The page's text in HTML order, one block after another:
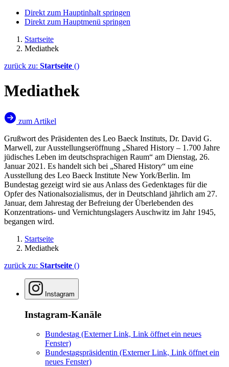
Direkt zum Hauptinhalt springen
Direkt zum Hauptmenü springen
Startseite
Mediathek
zurück zu: Startseite ()
Mediathek
zum Artikel
Grußwort des Präsidenten des Leo Baeck Instituts, Dr. David G.
Marwell, zur Ausstellungseröffnung „Shared History – 1.700 Jahre
jüdisches Leben im deutschsprachigen Raum“ am Dienstag, 26.
Januar 2021. Es handelt sich bei „Shared History“ um eine
Ausstellung des Leo Baeck Institute New York/Berlin. Im
Bundestag gezeigt wird sie aus Anlass des Gedenktages für die
Opfer des Nationalsozialismus, der in Deutschland jährlich am 27.
Januar, dem Jahrestag der Befreiung der Überlebenden des
Konzentrations- und Vernichtungslagers Auschwitz im Jahr 1945,
begangen wird.
Startseite
Mediathek
zurück zu: Startseite ()
Instagram
Instagram-Kanäle
Bundestag (Externer Link, Link öffnet ein neues
Fenster)
Bundestagspräsidentin (Externer Link, Link öffnet ein
neues Fenster)